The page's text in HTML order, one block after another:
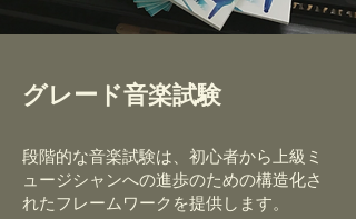
グレード音楽試験
段階的な音楽試験は、初心者から上級ミ
ュージシャンへの進歩のための構造化さ
れたフレームワークを提供します。